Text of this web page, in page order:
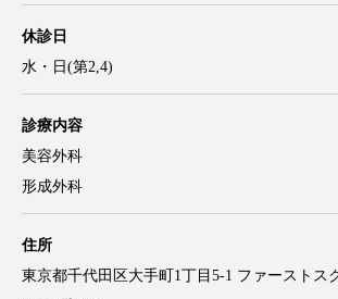
休診日
水・日(第2,4)
診療内容
美容外科
形成外科
住所
東京都千代田区大手町1丁目5-1 ファーストス